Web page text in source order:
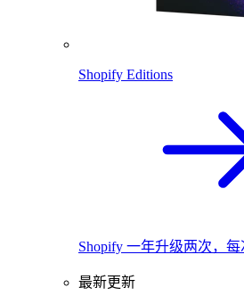
Shopify Editions
Shopify 一年升级两次，每
最新更新